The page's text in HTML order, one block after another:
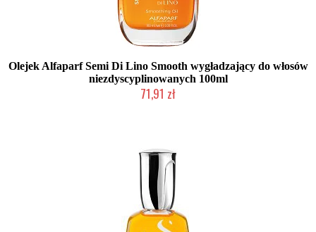
Olejek Alfaparf Semi Di Lino Smooth wygładzający do włosów
niezdyscyplinowanych 100ml
71,91 zł